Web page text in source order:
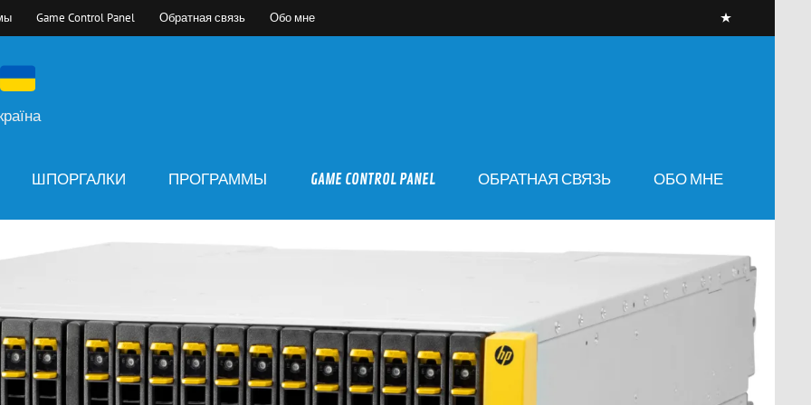
Game Control Panel Обратная связь Обо мне
ШПОРГАЛКИ ПРОГРАММЫ GAME CONTROL PANEL ОБРАТНАЯ СВЯЗЬ ОБО МНЕ